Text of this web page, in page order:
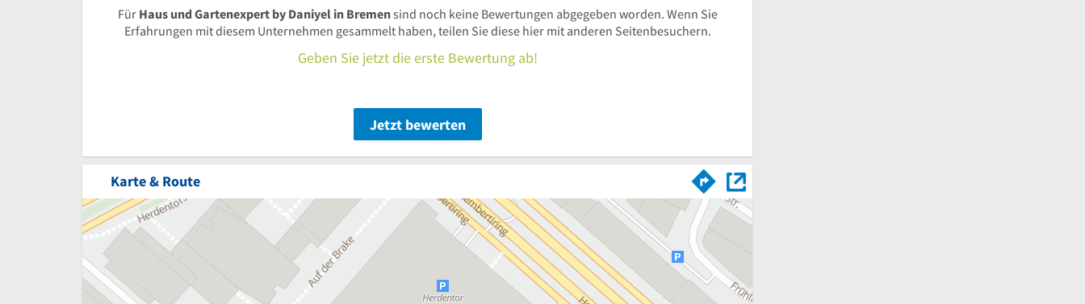
Für Haus und Gartenexpert by Daniyel in Bremensind noch keine Bewertungen abgegeben worden. Wenn Sie
Erfahrungen mit diesem Unternehmen gesammelt haben, teilen Sie diese hier mit anderen Seitenbesuchern.
Geben Sie jetzt die erste Bewertung ab!
Jetzt bewerten
Karte & Route